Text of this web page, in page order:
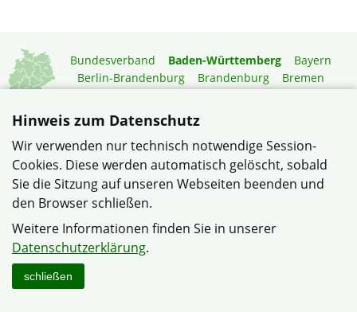
Bundesverband Baden-Württemberg
Bayern
Berlin-Brandenburg
Brandenburg
Bremen
Niedersachsen
Rheinland-Pfalz
Saarland
Sachsen-Anhalt
Schleswig-Holstein
Thüringen
Mitgliedermagazin
Gartenberatung
© Verband Wohneigentum Heinsheim/Bad Rappenau im
Verband Wohneigentum Baden-Württemberg e.V.
Datenschutzerklärung
Hinweis zum Datenschutz
Wir verwenden nur technisch notwendige Session-
Cookies. Diese werden automatisch gelöscht, sobald
Sie die Sitzung auf unseren Webseiten beenden und
den Browser schließen.
Weitere Informationen finden Sie in unserer
Datenschutzerklärung.
schließen